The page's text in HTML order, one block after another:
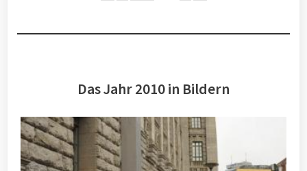
Das Jahr 2010 in Bildern